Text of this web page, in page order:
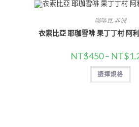
咖啡豆, 非洲
衣索比亞 耶珈雪啡 果丁丁村 阿
NT$450 – NT$
選擇規格